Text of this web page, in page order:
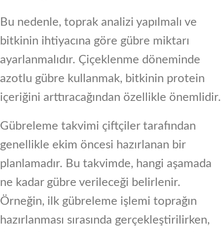
Bu nedenle, toprak analizi yapılmalı ve
bitkinin ihtiyacına göre gübre miktarı
ayarlanmalıdır. Çiçeklenme döneminde
azotlu gübre kullanmak, bitkinin protein
içeriğini arttıracağından özellikle önemlidir.
Gübreleme takvimi çiftçiler tarafından
genellikle ekim öncesi hazırlanan bir
planlamadır. Bu takvimde, hangi aşamada
ne kadar gübre verileceği belirlenir.
Örneğin, ilk gübreleme işlemi toprağın
hazırlanması sırasında gerçekleştirilirken,